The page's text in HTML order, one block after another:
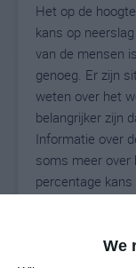
We
Het op de
kans op
van de mensen
genoeg. Er zijn
weten over het
belangrijker zijn
Informatie over
soms meer over
percentage